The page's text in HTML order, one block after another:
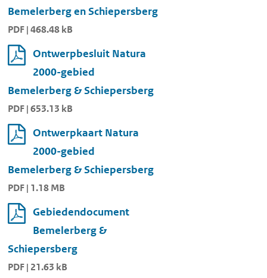
Bemelerberg en Schiepersberg
PDF | 468.48 kB
Ontwerpbesluit Natura
2000-gebied
Bemelerberg & Schiepersberg
PDF | 653.13 kB
Ontwerpkaart Natura
2000-gebied
Bemelerberg & Schiepersberg
PDF | 1.18 MB
Gebiedendocument
Bemelerberg &
Schiepersberg
PDF | 21.63 kB